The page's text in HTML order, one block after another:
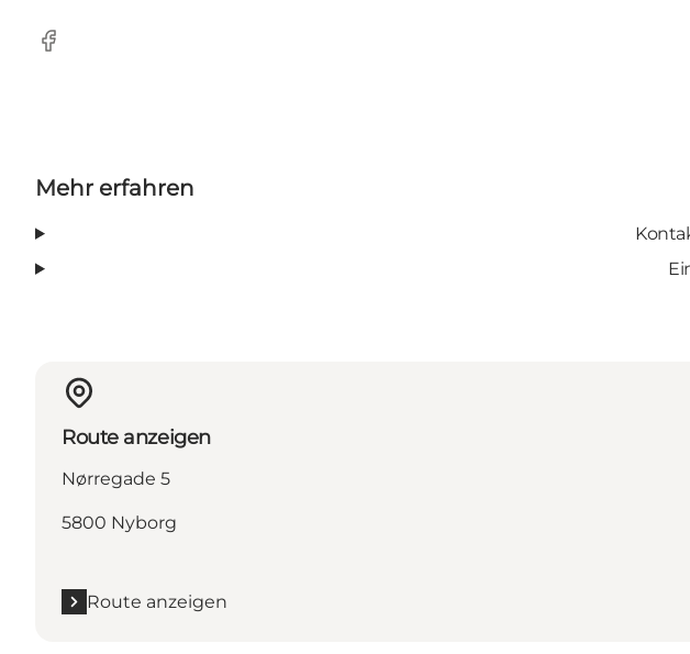
Facebook
Mehr erfahren
Route anzeigen
Nørregade 5
5800 Nyborg
Route anzeigen